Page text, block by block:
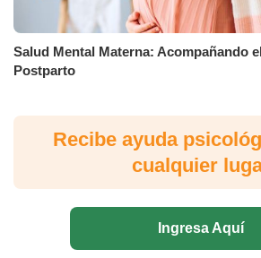
Salud Mental Materna: Acompañando
Postparto
Recibe ayuda
cualquier
Ingresa Aquí